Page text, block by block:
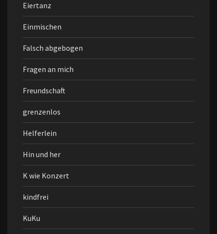
Eiertanz
Einmischen
Falsch abgebogen
Fragen an mich
Freundschaft
grenzenlos
Helferlein
Hin und her
K wie Konzert
kindfrei
KuKu